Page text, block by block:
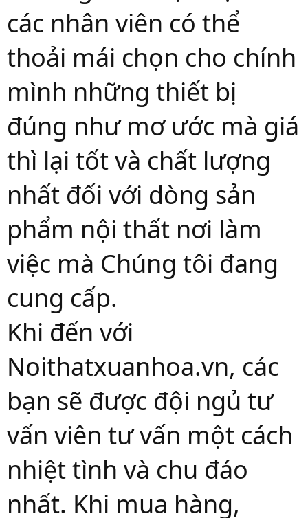
các nhân viên có thể
thoải mái chọn cho chính
mình những thiết bị
đúng như mơ ước mà giá
thì lại tốt và chất lượng
nhất đối với dòng sản
phẩm nội thất nơi làm
việc mà Chúng tôi đang
cung cấp.
Khi đến với
Noithatxuanhoa.vn, các
bạn sẽ được đội ngủ tư
vấn viên tư vấn một cách
nhiệt tình và chu đáo
nhất. Khi mua hàng,